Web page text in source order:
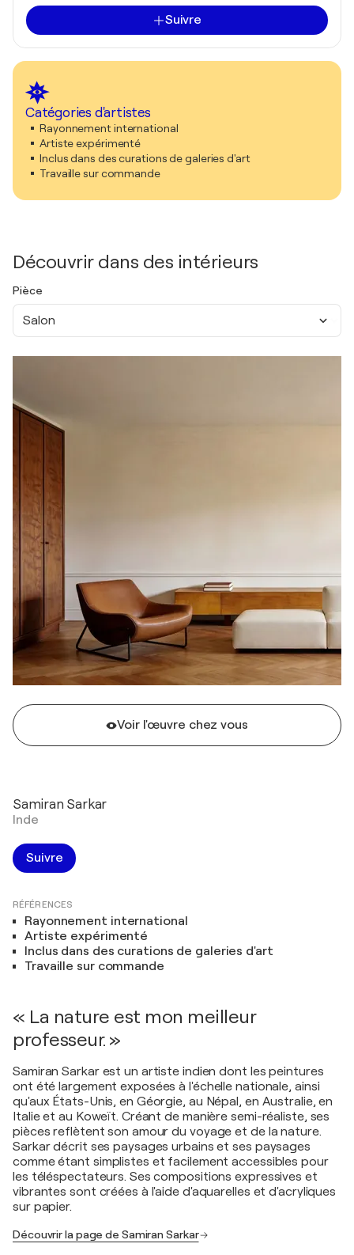
Suivre
Catégories d'artistes
Rayonnement international
Artiste expérimenté
Inclus dans des curations de galeries d'art
Travaille sur commande
Découvrir dans des intérieurs
Pièce
Salon
Voir l'œuvre chez vous
Samiran Sarkar
Inde
Suivre
RÉFÉRENCES
Rayonnement international
Artiste expérimenté
Inclus dans des curations de galeries d'art
Travaille sur commande
« La nature est mon meilleur
professeur. »
Samiran Sarkar est un artiste indien dont les peintures
ont été largement exposées à l'échelle nationale, ainsi
qu'aux États-Unis, en Géorgie, au Népal, en Australie, en
Italie et au Koweït. Créant de manière semi-réaliste, ses
pièces reflètent son amour du voyage et de la nature.
Sarkar décrit ses paysages urbains et ses paysages
comme étant simplistes et facilement accessibles pour
les téléspectateurs. Ses compositions expressives et
vibrantes sont créées à l'aide d'aquarelles et d'acryliques
sur papier.
Découvrir la page de Samiran Sarkar